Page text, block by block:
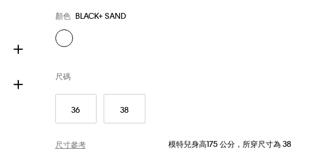
顏色 BLACK+ SAND
36 38
尺碼
尺寸參考 模特兒身高175 公分，所穿尺寸為 38